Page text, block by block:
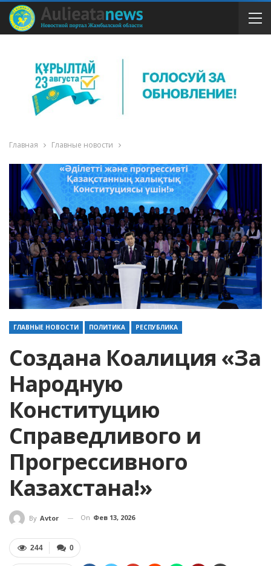
Главная Главные новости
ГЛАВНЫЕ НОВОСТИ ПОЛИТИКА РЕСПУБЛИКА
Создана Коалиция «За
Народную
Конституцию
Справедливого и
Прогрессивного
Казахстана!»
By Avtor On Фев 13, 2026
0
244